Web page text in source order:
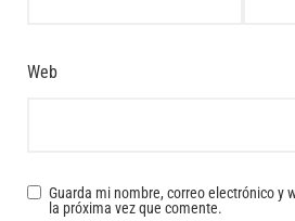
Web
Guarda mi nombre, correo electrónico y
la próxima vez que comente.